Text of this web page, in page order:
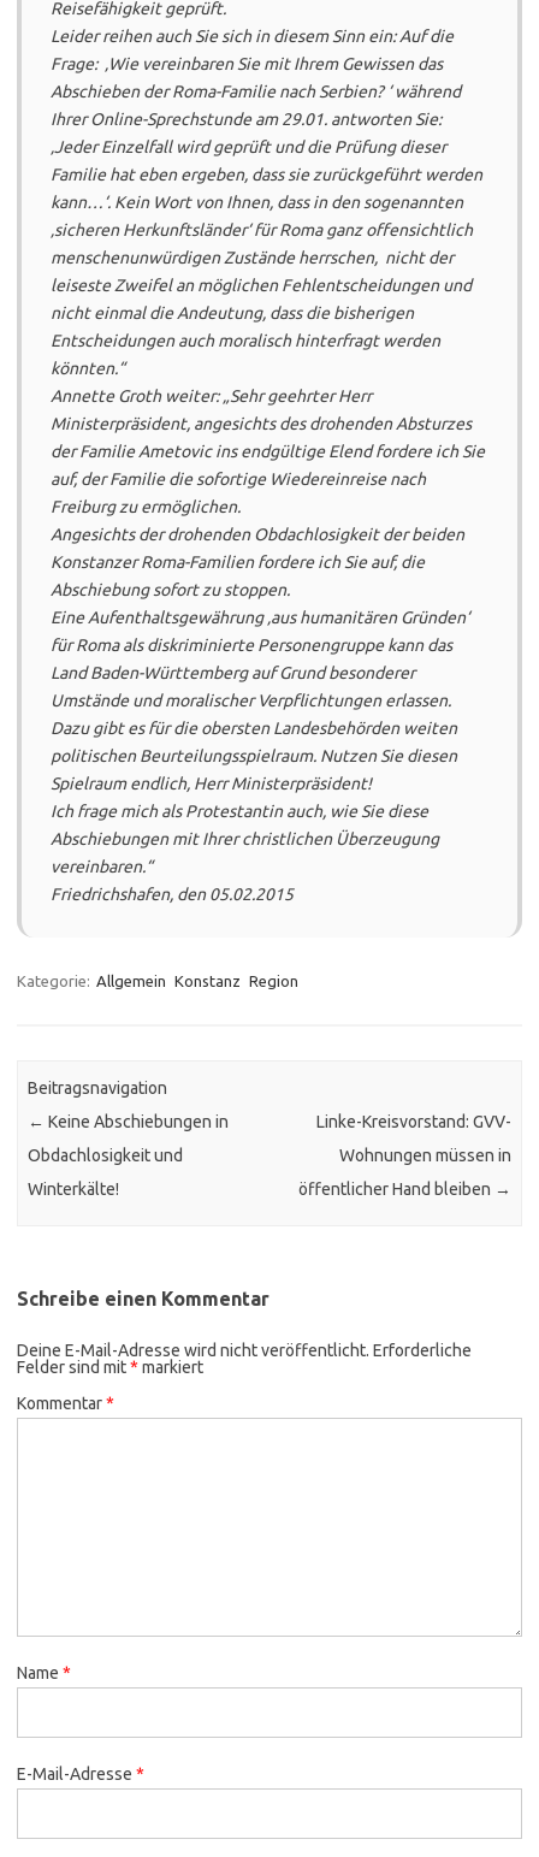
Reisefähigkeit geprüft.
Leider reihen auch Sie sich in diesem Sinn ein: Auf die
Frage: ‚Wie vereinbaren Sie mit Ihrem Gewissen das
Abschieben der Roma-Familie nach Serbien? ‘ während
Ihrer Online-Sprechstunde am 29.01. antworten Sie:
‚Jeder Einzelfall wird geprüft und die Prüfung dieser
Familie hat eben ergeben, dass sie zurückgeführt werden
kann…‘. Kein Wort von Ihnen, dass in den sogenannten
‚sicheren Herkunftsländer‘ für Roma ganz offensichtlich
menschenunwürdigen Zustände herrschen, nicht der
leiseste Zweifel an möglichen Fehlentscheidungen und
nicht einmal die Andeutung, dass die bisherigen
Entscheidungen auch moralisch hinterfragt werden
könnten.“
Annette Groth weiter:„Sehr geehrter Herr
Ministerpräsident, angesichts des drohenden Absturzes
der Familie Ametovic ins endgültige Elend fordere ich Sie
auf, der Familie die sofortige Wiedereinreise nach
Freiburg zu ermöglichen.
Angesichts der drohenden Obdachlosigkeit der beiden
Konstanzer Roma-Familien fordere ich Sie auf, die
Abschiebung sofort zu stoppen.
Eine Aufenthaltsgewährung ‚aus humanitären Gründen‘
für Roma als diskriminierte Personengruppe kann das
Land Baden-Württemberg auf Grund besonderer
Umstände und moralischer Verpflichtungen erlassen.
Dazu gibt es für die obersten Landesbehörden weiten
politischen Beurteilungsspielraum. Nutzen Sie diesen
Spielraum endlich, Herr Ministerpräsident!
Ich frage mich als Protestantin auch, wie Sie diese
Abschiebungen mit Ihrer christlichen Überzeugung
vereinbaren.“
Friedrichshafen, den 05.02.2015
Kategorie: Allgemein Konstanz Region
Beitragsnavigation
← Keine Abschiebungen in
Obdachlosigkeit und
Winterkälte!
Linke-Kreisvorstand: GVV-
Wohnungen müssen in
öffentlicher Hand bleiben →
Schreibe einen Kommentar
Deine E-Mail-Adresse wird nicht veröffentlicht. Erforderliche
Felder sind mit* markiert
Kommentar*
Name *
E-Mail-Adresse *